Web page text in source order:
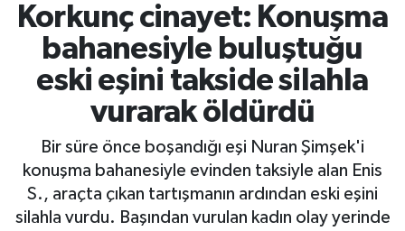
Korkunç cinayet: Konuşma
bahanesiyle buluştuğu
eski eşini takside silahla
vurarak öldürdü
Bir süre önce boşandığı eşi Nuran Şimşek'i
konuşma bahanesiyle evinden taksiyle alan Enis
S., araçta çıkan tartışmanın ardından eski eşini
silahla vurdu. Başından vurulan kadın olay yerinde